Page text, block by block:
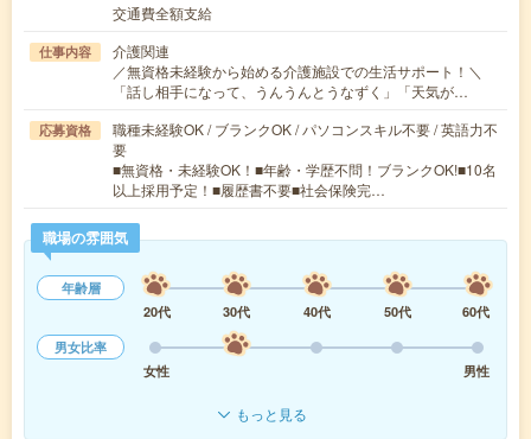
交通費全額支給
仕事内容
介護関連
／無資格未経験から始める介護施設での生活サポート！＼
「話し相手になって、うんうんとうなずく」「天気が…
応募資格
職種未経験OK / ブランクOK / パソコンスキル不要 / 英語力不
要
■無資格・未経験OK！■年齢・学歴不問！ブランクOK!■10名
以上採用予定！■履歴書不要■社会保険完…
職場の雰囲気
年齢層
20代
30代 40代 50代
60代
男女比率
女性
男性
もっと見る